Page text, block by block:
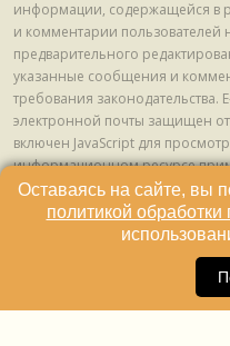
информации, содержащейся в
и комментарии пользователей
предварительного
указанные сообщения и
требования законодательства.
электронной почты защищен
включен JavaScript для
информационном ресурсе
технологии (информационные
информации на основе сбора,
относящихся к предпочтениям
находящихся на территории
Оставаясь на сайте, вы
политикой